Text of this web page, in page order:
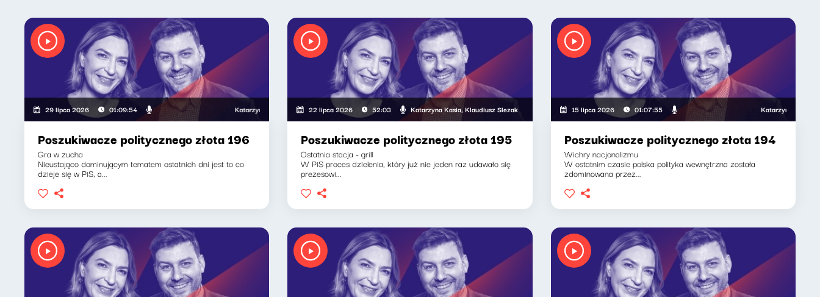
29 lipca 2026 01:09:54 Katarzyna Kasia, Klaudiusz Slezak
Poszukiwacze politycznego złota 196
Gra w zucha
Nieustająco dominującym tematem ostatnich dni jest to co
dzieje się w PiS, a...
22 lipca 2026 52:03 Katarzyna Kasia, Klaudiusz Slezak
Poszukiwacze politycznego złota 195
Ostatnia stacja - grill
W PiS proces dzielenia, który już nie jeden raz udawało się
prezesowi...
15 lipca 2026 01:07:55 Katarzyna Kasia,
Poszukiwacze politycznego złota 194
Wichry nacjonalizmu
W ostatnim czasie polska polityka wewnętrzna została
zdominowana przez...